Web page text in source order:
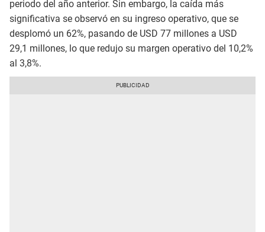
periodo del año anterior. Sin embargo, la caída más
significativa se observó en su ingreso operativo, que se
desplomó un 62%, pasando de USD 77 millones a USD
29,1 millones, lo que redujo su margen operativo del 10,2%
al 3,8%.